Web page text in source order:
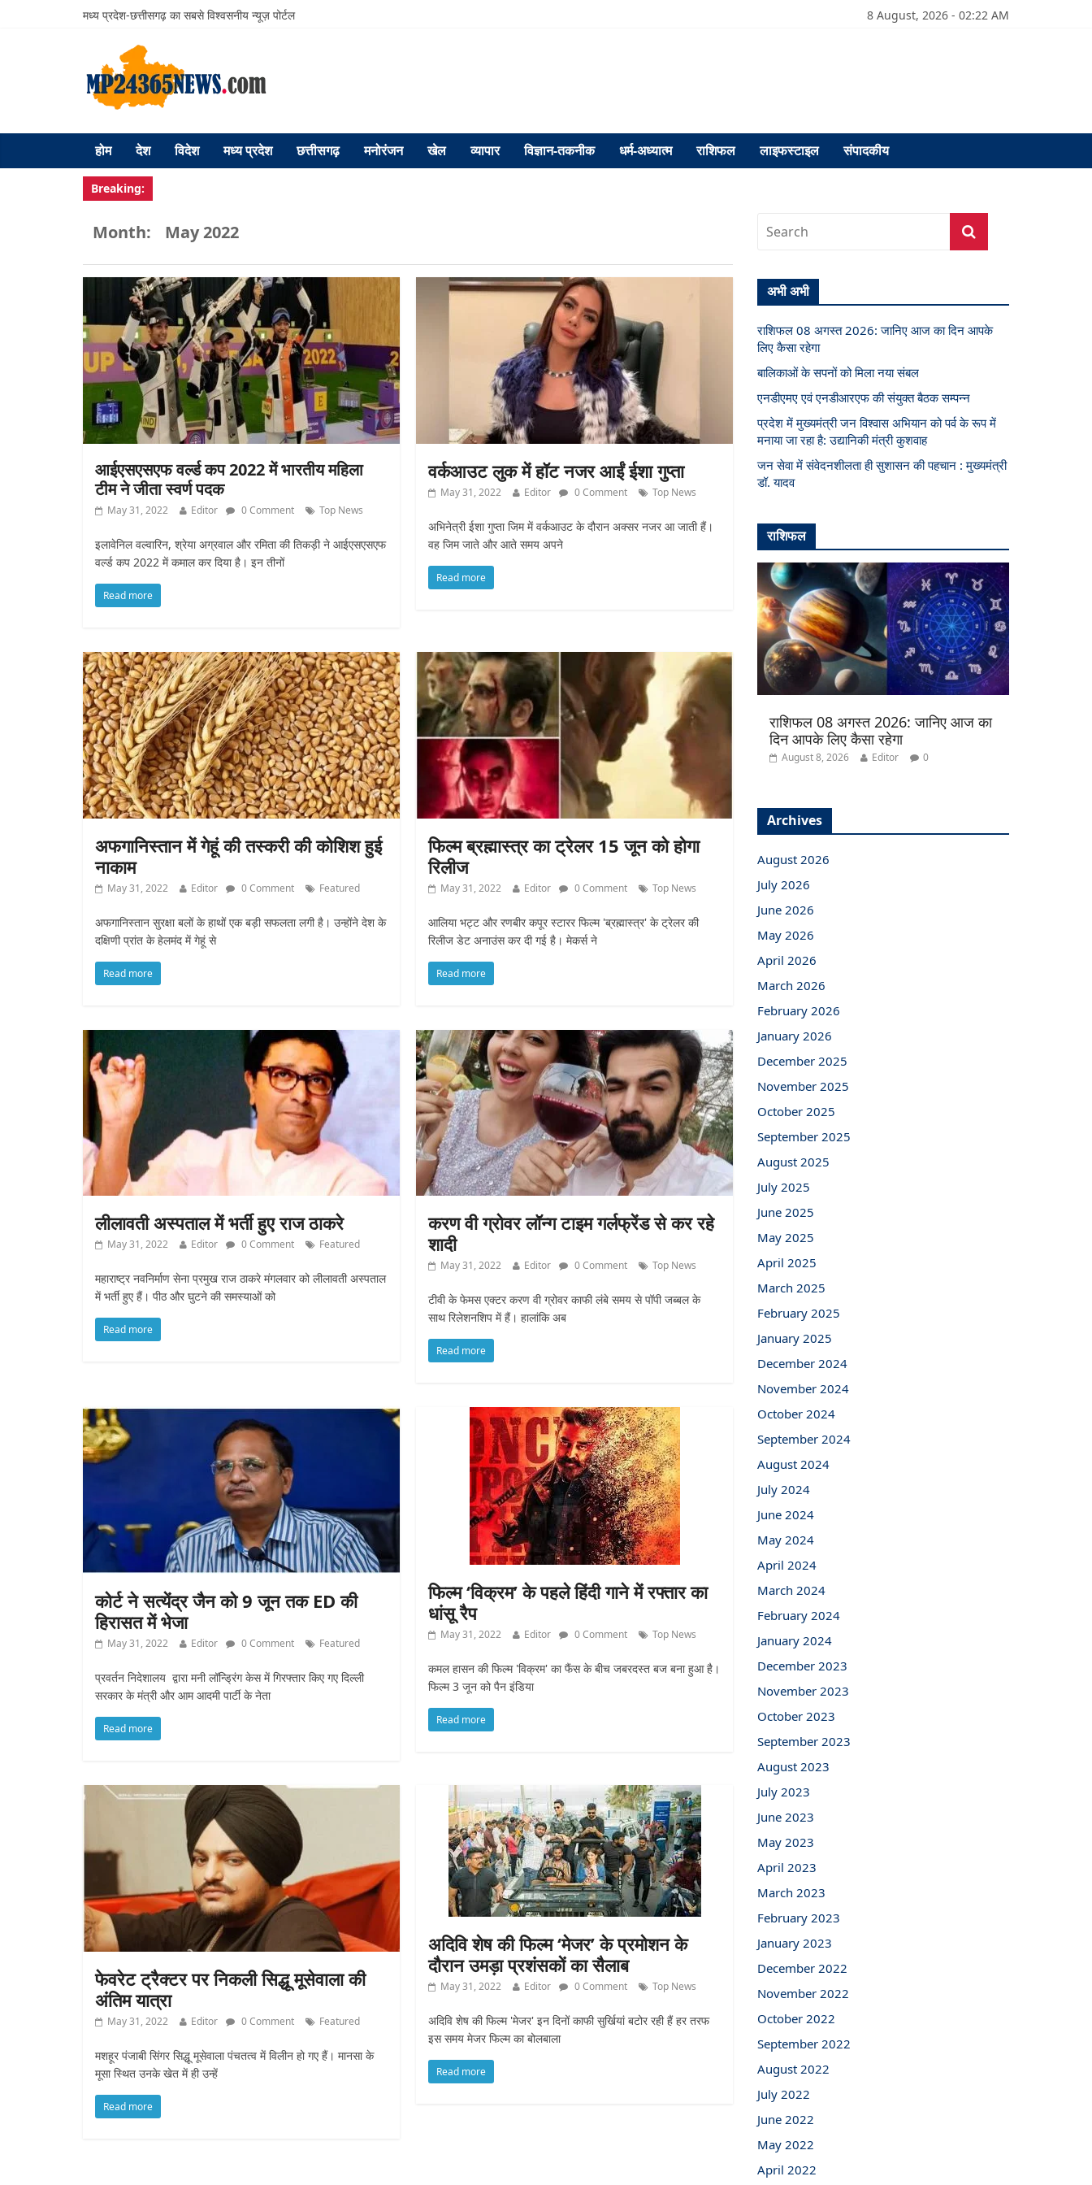
मध्य प्रदेश-छत्तीसगढ़ का सबसे विश्वसनीय न्यूज़ पोर्टल 8 August, 2026 - 02:22 AM
होम देश विदेश मध्य प्रदेश छत्तीसगढ़ मनोरंजन खेल व्यापार विज्ञान-तकनीक धर्म-अध्यात्म राशिफल लाइफस्टाइल संपादकीय
Breaking:
Month: May 2022
आईएसएसएफ वर्ल्ड कप 2022 में भारतीय महिला
टीम ने जीता स्वर्ण पदक
May 31, 2022 Editor 0 Comment Top News
इलावेनिल वल्वारिन, श्रेया अग्रवाल और रमिता की तिकड़ी ने आईएसएसएफ
वर्ल्ड कप 2022 में कमाल कर दिया है। इन तीनों
Read more
वर्कआउट लुक में हॉट नजर आईं ईशा गुप्ता
May 31, 2022 Editor 0 Comment Top News
अभिनेत्री ईशा गुप्ता जिम में वर्कआउट के दौरान अक्सर नजर आ जाती हैं।
वह जिम जाते और आते समय अपने
Read more
अफगानिस्तान में गेहूं की तस्करी की कोशिश हुई
नाकाम
May 31, 2022 Editor 0 Comment Featured
अफगानिस्तान सुरक्षा बलों के हाथों एक बड़ी सफलता लगी है। उन्होंने देश के
दक्षिणी प्रांत के हेलमंद में गेहूं से
Read more
फिल्म ब्रह्मास्त्र का ट्रेलर 15 जून को होगा
रिलीज
May 31, 2022 Editor 0 Comment Top News
आलिया भट्ट और रणबीर कपूर स्टारर फिल्म 'ब्रह्मास्त्र' के ट्रेलर की
रिलीज डेट अनाउंस कर दी गई है। मेकर्स ने
Read more
लीलावती अस्पताल में भर्ती हुए राज ठाकरे
May 31, 2022 Editor 0 Comment Featured
महाराष्ट्र नवनिर्माण सेना प्रमुख राज ठाकरे मंगलवार को लीलावती अस्पताल
में भर्ती हुए हैं। पीठ और घुटने की समस्याओं को
Read more
करण वी ग्रोवर लॉन्ग टाइम गर्लफ्रेंड से कर रहे
शादी
May 31, 2022 Editor 0 Comment Top News
टीवी के फेमस एक्टर करण वी ग्रोवर काफी लंबे समय से पॉपी जब्बल के
साथ रिलेशनशिप में हैं। हालांकि अब
Read more
कोर्ट ने सत्येंद्र जैन को 9 जून तक ED की
हिरासत में भेजा
May 31, 2022 Editor 0 Comment Featured
प्रवर्तन निदेशालय द्वारा मनी लॉन्ड्रिंग केस में गिरफ्तार किए गए दिल्ली
सरकार के मंत्री और आम आदमी पार्टी के नेता
Read more
फिल्म ‘विक्रम’ के पहले हिंदी गाने में रफ्तार का
धांसू रैप
May 31, 2022 Editor 0 Comment Top News
कमल हासन की फिल्म 'विक्रम' का फैंस के बीच जबरदस्त बज बना हुआ है।
फिल्म 3 जून को पैन इंडिया
Read more
फेवरेट ट्रैक्टर पर निकली सिद्धू मूसेवाला की
अंतिम यात्रा
May 31, 2022 Editor 0 Comment Featured
मशहूर पंजाबी सिंगर सिद्धू मूसेवाला पंचतत्व में विलीन हो गए हैं। मानसा के
मूसा स्थित उनके खेत में ही उन्हें
Read more
अदिवि शेष की फिल्म ‘मेजर’ के प्रमोशन के
दौरान उमड़ा प्रशंसकों का सैलाब
May 31, 2022 Editor 0 Comment Top News
अदिवि शेष की फिल्म 'मेजर' इन दिनों काफी सुर्खियां बटोर रही हैं हर तरफ
इस समय मेजर फिल्म का बोलबाला
Read more
अभी अभी
राशिफल 08 अगस्त 2026: जानिए आज का दिन आपके
लिए कैसा रहेगा
बालिकाओं के सपनों को मिला नया संबल
एनडीएमए एवं एनडीआरएफ की संयुक्त बैठक सम्पन्न
प्रदेश में मुख्यमंत्री जन विश्वास अभियान को पर्व के रूप में
मनाया जा रहा है: उद्यानिकी मंत्री कुशवाह
जन सेवा में संवेदनशीलता ही सुशासन की पहचान : मुख्यमंत्री
डॉ. यादव
राशिफल
राशिफल 08 अगस्त 2026: जानिए आज का
दिन आपके लिए कैसा रहेगा
August 8, 2026 Editor 0
Archives
August 2026
July 2026
June 2026
May 2026
April 2026
March 2026
February 2026
January 2026
December 2025
November 2025
October 2025
September 2025
August 2025
July 2025
June 2025
May 2025
April 2025
March 2025
February 2025
January 2025
December 2024
November 2024
October 2024
September 2024
August 2024
July 2024
June 2024
May 2024
April 2024
March 2024
February 2024
January 2024
December 2023
November 2023
October 2023
September 2023
August 2023
July 2023
June 2023
May 2023
April 2023
March 2023
February 2023
January 2023
December 2022
November 2022
October 2022
September 2022
August 2022
July 2022
June 2022
May 2022
April 2022